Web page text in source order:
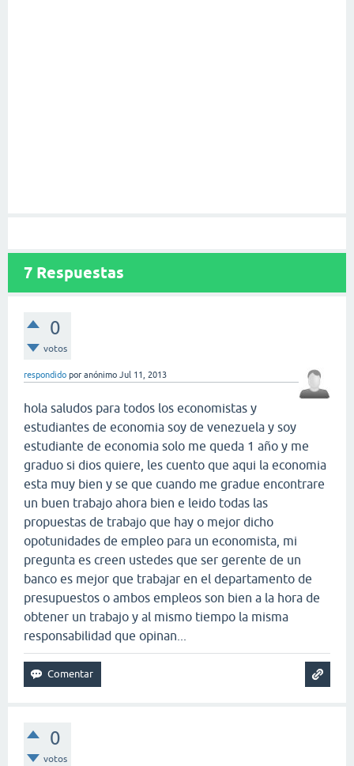
7 Respuestas
0
votos
respondido por anónimo Jul 11, 2013
hola saludos para todos los economistas y
estudiantes de economia soy de venezuela y soy
estudiante de economia solo me queda 1 año y me
graduo si dios quiere, les cuento que aqui la economia
esta muy bien y se que cuando me gradue encontrare
un buen trabajo ahora bien e leido todas las
propuestas de trabajo que hay o mejor dicho
opotunidades de empleo para un economista, mi
pregunta es creen ustedes que ser gerente de un
banco es mejor que trabajar en el departamento de
presupuestos o ambos empleos son bien a la hora de
obtener un trabajo y al mismo tiempo la misma
responsabilidad que opinan...
0
votos